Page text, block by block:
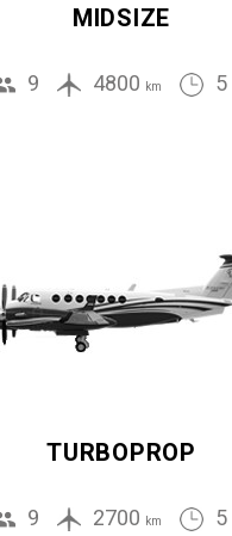
MIDSIZE
9 4800 km 5
TURBOPROP
9 2700 km 5